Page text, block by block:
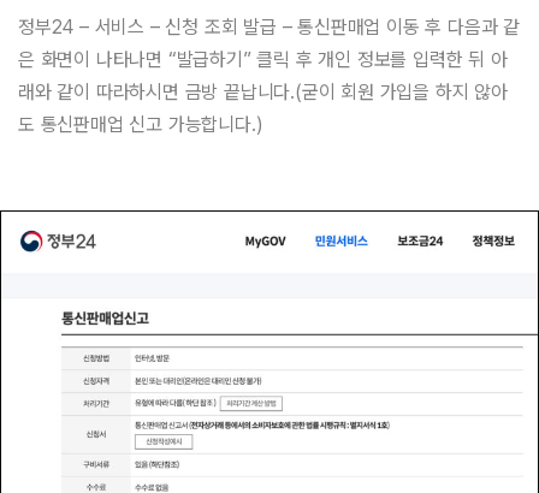
정부24 – 서비스 – 신청 조회 발급 – 통신판매업 이동 후 다음과 같
은 화면이 나타나면 “발급하기” 클릭 후 개인 정보를 입력한 뒤 아
래와 같이 따라하시면 금방 끝납니다.(굳이 회원 가입을 하지 않아
도 통신판매업 신고 가능합니다.)